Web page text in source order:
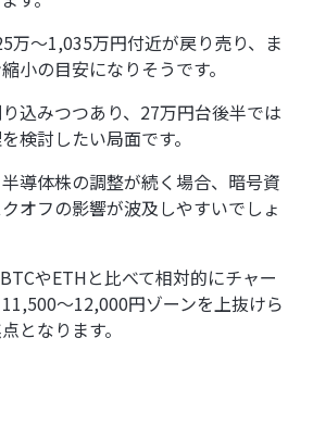
万〜1,035万円付近が戻り売り、ま
小の目安になりそうです。
込みつつあり、27万円台後半では
検討したい局面です。
導体株の調整が続く場合、暗号資
オフの影響が波及しやすいでしょ
やETHと比べて相対的にチャー
〜12,000円ゾーンを上抜けら
となります。